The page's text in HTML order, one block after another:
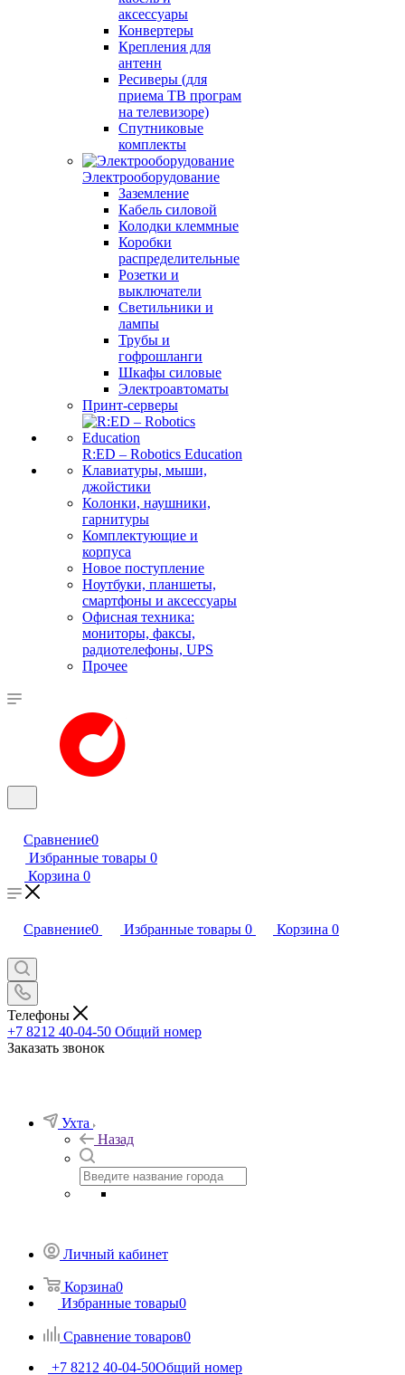
аксессуары
Конвертеры
Крепления для
антенн
Ресиверы (для
приема ТВ програм
на телевизоре)
Спутниковые
комплекты
Электрооборудование
Заземление
Кабель силовой
Колодки клеммные
Коробки
распределительные
Розетки и
выключатели
Светильники и
лампы
Трубы и
гофрошланги
Шкафы силовые
Электроавтоматы
Принт-серверы
R:ED – Robotics Education
Клавиатуры, мыши,
джойстики
Колонки, наушники,
гарнитуры
Комплектующие и
корпуса
Новое поступление
Ноутбуки, планшеты,
смартфоны и аксессуары
Офисная техника:
мониторы, факсы,
радиотелефоны, UPS
Прочее
Сравнение0
Избранные товары 0
Корзина 0
Сравнение0 Избранные товары 0 Корзина 0
Телефоны
+7 8212 40-04-50 Общий номер
Заказать звонок
Ухта
Назад
Личный кабинет
Корзина0
Избранные товары0
Сравнение товаров0
+7 8212 40-04-50Общий номер